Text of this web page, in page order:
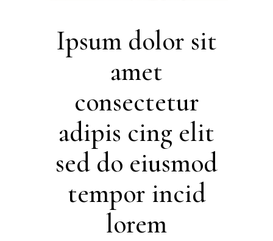
Ipsum dolor sit
amet
consectetur
adipis cing elit
sed do eiusmod
tempor incid
lorem